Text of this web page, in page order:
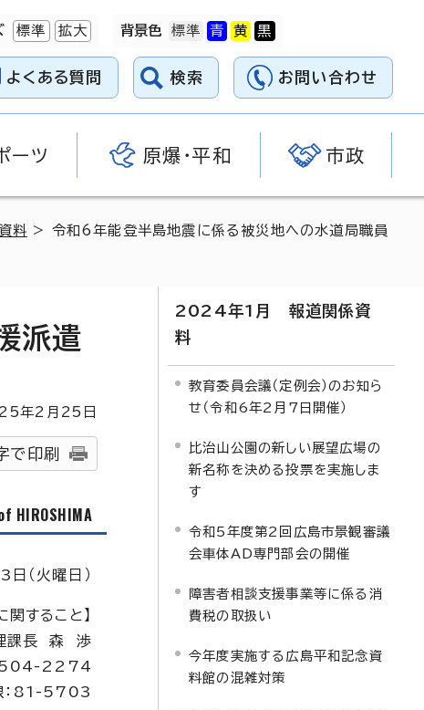
標準 拡大 背景色
よくある質問 検索 お問い合わせ
ーツ 原爆・平和 市政
料 > 令和6年能登半島地震に係る被災地への水道局職員
派遣
年2月 25 日
で印刷
HIROSHIMA
（火曜日）
関すること】
課長 森 渉
504-2274
：81-5703
2024年1月 報道関係資
料
教育委員会議（定例会）のお知ら
せ（令和6年2月7日開催）
比治山公園の新しい展望広場の
新名称を決める投票を実施しま
す
令和5年度第2回広島市景観審議
会車体AD専門部会の開催
障害者相談支援事業等に係る消
費税の取扱い
今年度実施する広島平和記念資
料館の混雑対策